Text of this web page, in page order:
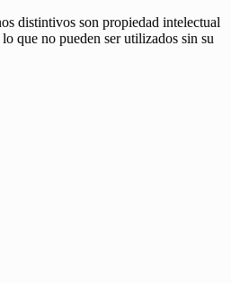
distintivos son propiedad intelectual
que no pueden ser utilizados sin su